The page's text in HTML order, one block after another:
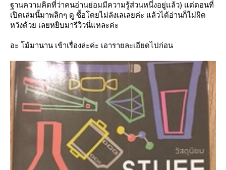
ฐานความคิดที่ว่าคนอ่านย่อมมีความรู้ส่วนหนึ่งอยู่แล้ว) แต่ตอนที่
เปิดเล่มนี้มาพลิกๆ ดู ซื้อโดยไม่ลังเลเลยค่ะ แล้วได้อ่านก็ไม่ผิด
หวังด้วย เลยหยิบมารีวิวนี่แหละค่ะ
อะ โม้มานาน เข้าเรื่องล่ะค่ะ เอารายละเอียดไปก่อน